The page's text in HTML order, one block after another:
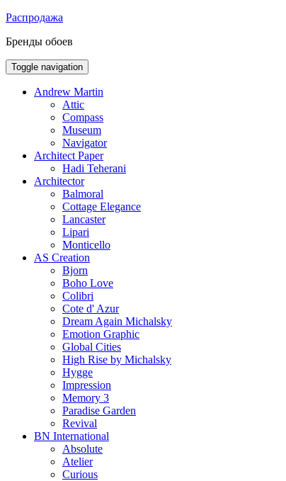
Распродажа
Бренды обоев
Toggle navigation
Andrew Martin
Attic
Compass
Museum
Navigator
Architect Paper
Hadi Teherani
Architector
Balmoral
Cottage Elegance
Lancaster
Lipari
Monticello
AS Creation
Bjorn
Boho Love
Colibri
Cote d' Azur
Dream Again Michalsky
Emotion Graphic
Global Cities
High Rise by Michalsky
Hygge
Impression
Memory 3
Paradise Garden
Revival
BN International
Absolute
Atelier
Curious